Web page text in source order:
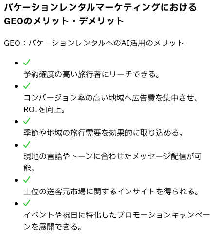
バケーションレンタルマーケティングにおける
GEOのメリット・デメリット
GEO：バケーションレンタルへのAI活用のメリット
予約確度の高い旅行者にリーチできる。
コンバージョン率の高い地域へ広告費を集中させ、
ROIを向上。
季節や地域の旅行需要を効果的に取り込める。
現地の言語やトーンに合わせたメッセージ配信が可
能。
上位の送客元市場に関するインサイトを得られる。
イベントや祝日に特化したプロモーションキャンペー
ンを展開できる。